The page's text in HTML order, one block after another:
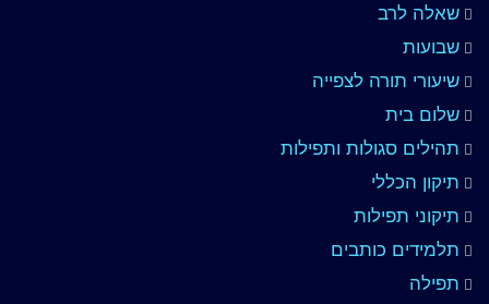
שאלה לרב
שבועות
שיעורי תורה לצפייה
שלום בית
תהילים סגולות ותפילות
תיקון הכללי
תיקוני תפילות
תלמידים כותבים
תפילה